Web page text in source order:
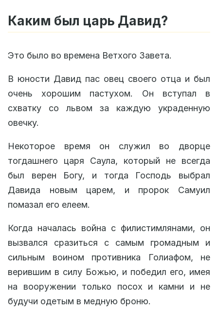
Каким был царь Давид?
Это было во времена Ветхого Завета.
В юности Давид пас овец своего отца и был
очень хорошим пастухом. Он вступал в
схватку со львом за каждую украденную
овечку.
Некоторое время он служил во дворце
тогдашнего царя Саула, который не всегда
был верен Богу, и тогда Господь выбрал
Давида новым царем, и пророк Самуил
помазал его елеем.
Когда началась война с филистимлянами, он
вызвался сразиться с самым громадным и
сильным воином противника Голиафом, не
верившим в силу Божью, и победил его, имея
на вооружении только посох и камни и не
будучи одетым в медную броню.